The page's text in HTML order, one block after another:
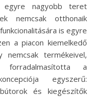
egyre nagyobb teret
nemcsak otthonaik
is egyre
a piacon kiemelkedő
termékeivel,
forradalmasította a
egyszerű:
és kiegészítők